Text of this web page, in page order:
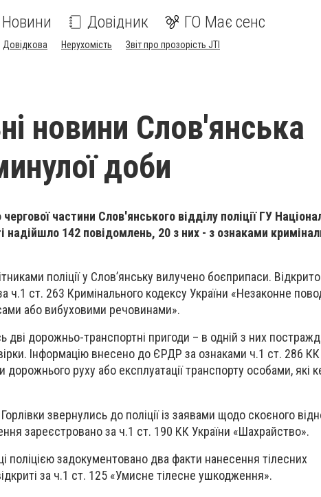
Новини Довідник ГО Має сенс
Довідкова Нерухомість Звіт про прозорість JTI
новини Слов'янська
доби
частини Слов'янського відділу поліції ГУ
надійшло 142 повідомлень, 20 з них - з ознаками
поліції у Слов’янську вилучено боєприпаси. Відкрито
ч.1 ст. 263 Кримінального кодексу України «Незаконне
або вибуховими речовинами».
дві дорожньо-транспортні пригоди – в одній з них
Інформацію внесено до ЄРДР за ознаками ч.1 ст. 286 КК
руху або експлуатації транспорту особами, які
звернулись до поліції із заявами щодо скоєного
зареєстровано за ч.1 ст. 190 КК України «Шахрайство».
поліцією задокументовано два факти нанесення тілесних
за ч.1 ст. 125 «Умисне тілесне ушкодження».